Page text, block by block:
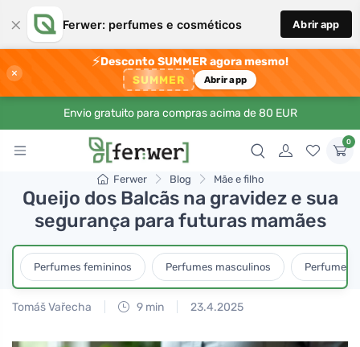
× Ferwer: perfumes e cosméticos Abrir app
×
⚡Desconto SUMMER agora mesmo!
SUMMER Abrir app
Envio gratuito para compras acima de 80 EUR
0
Ferwer Blog Mãe e filho
Queijo dos Balcãs na gravidez e sua
segurança para futuras mamães
Perfumes femininos Perfumes masculinos Perfumes
Tomáš Vařecha 9 min 23.4.2025